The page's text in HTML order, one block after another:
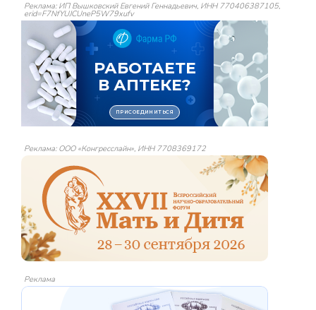
Реклама: ИП Вышковский Евгений Геннадьевич, ИНН 770406387105,
erid=F7NfYUJCUneP5W79xufv
Реклама: ООО «Конгресслайн», ИНН 7708369172
Реклама